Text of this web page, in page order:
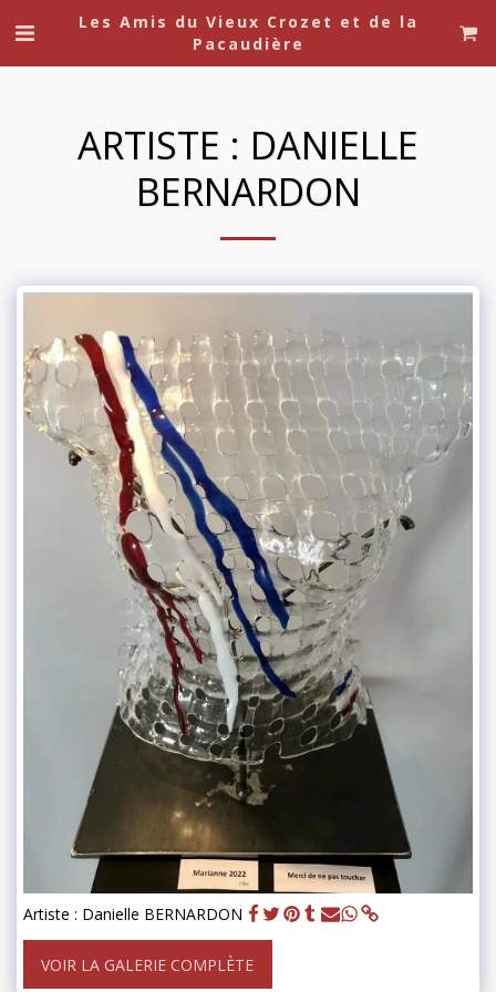
Les Amis du Vieux Crozet et de la
Pacaudière
ARTISTE : DANIELLE
BERNARDON
Artiste : Danielle BERNARDON
VOIR LA GALERIE COMPLÈTE